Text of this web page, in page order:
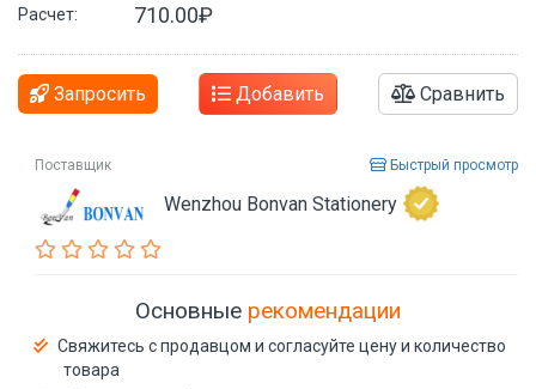
Расчет: 710.00₽
Запросить Добавить Сравнить
Поставщик Быстрый просмотр
Wenzhou Bonvan Stationery
Основные рекомендации
Свяжитесь с продавцом и согласуйте цену и количество
товара